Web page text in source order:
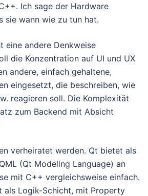
Ich sage der Hardware
sie wann wie zu tun hat.
eine andere Denkweise
die Konzentration auf UI und UX
andere, einfach gehaltene,
eingesetzt, die beschreiben, wie
reagieren soll. Die Komplexität
zum Backend mit Absicht
verheiratet werden. Qt bietet als
(Qt Modeling Language) an
mit C++ vergleichsweise einfach.
als Logik-Schicht, mit Property